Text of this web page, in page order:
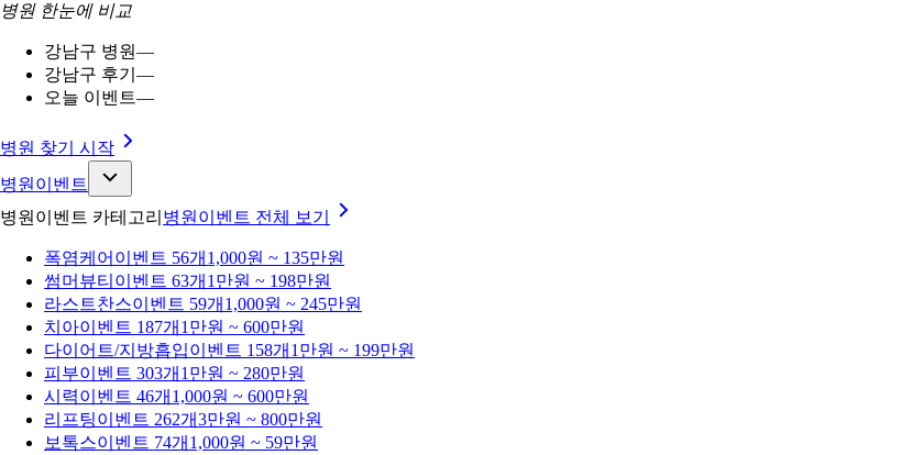
병원 한눈에 비교
강남구 병원—
강남구 후기 —
오늘 이벤트—
병원 찾기 시작
병원이벤트
병원이벤트 카테고리 병원이벤트 전체 보기
폭염케어 이벤트 56개 1,000원 ~ 135만원
썸머뷰티 이벤트 63개 1만원 ~ 198만원
라스트찬스이벤트 59개 1,000원 ~ 245만원
치아이벤트 187개 1만원 ~ 600만원
다이어트/지방흡입이벤트 158개 1만원 ~ 199만원
피부이벤트 303개 1만원 ~ 280만원
시력이벤트 46개 1,000원 ~ 600만원
리프팅이벤트 262개3만원 ~ 800만원
보톡스이벤트 74개 1,000원 ~ 59만원